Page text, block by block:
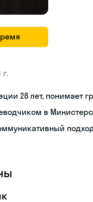
28 лет, понимает
в